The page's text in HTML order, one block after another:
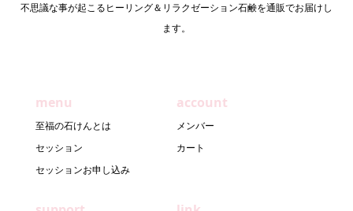
不思議な事が起こるヒーリング＆リラクゼーション石鹸を通販でお届けし
ます。
menu
至福の石けんとは
セッション
セッションお申し込み
account
メンバー
カート